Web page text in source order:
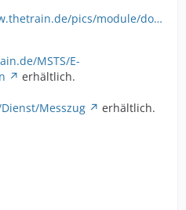
pics/module/do…
MSTS/E-
erhältlich.
Messzug
erhältlich.